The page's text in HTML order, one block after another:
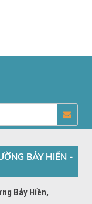
BẢY HIỀN -
Bảy Hiền,